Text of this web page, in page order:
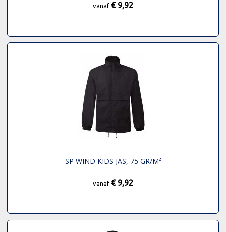
vanaf € 9,92
SP WIND KIDS JAS, 75 GR/M²
vanaf € 9,92